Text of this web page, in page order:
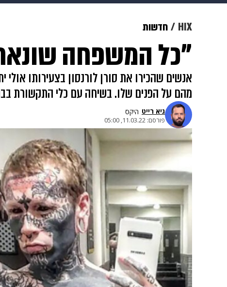
ויוה משפט תשעה חודשים
HIX חדשות
"כל המשפחה
אנשים שהכירו את סורן לורנסון בצעירותו
מהם על הפנים שלו. בשיחה עם כלי התקשורת
גיא רייט היקס
פורסם: 11.03.22, 05:00